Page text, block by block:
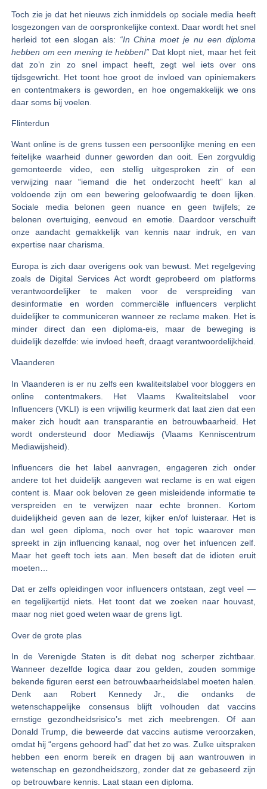
Toch zie je dat het nieuws zich inmiddels op sociale media heeft
losgezongen van de oorspronkelijke context. Daar wordt het snel
herleid tot een slogan als: “In China moet je nu een diploma
hebben om een mening te hebben!” Dat klopt niet, maar het feit
dat zo’n zin zo snel impact heeft, zegt wel iets over ons
tijdsgewricht. Het toont hoe groot de invloed van opiniemakers
en contentmakers is geworden, en hoe ongemakkelijk we ons
daar soms bij voelen.
Flinterdun
Want online is de grens tussen een persoonlijke mening en een
feitelijke waarheid dunner geworden dan ooit. Een zorgvuldig
gemonteerde video, een stellig uitgesproken zin of een
verwijzing naar “iemand die het onderzocht heeft” kan al
voldoende zijn om een bewering geloofwaardig te doen lijken.
Sociale media belonen geen nuance en geen twijfels; ze
belonen overtuiging, eenvoud en emotie. Daardoor verschuift
onze aandacht gemakkelijk van kennis naar indruk, en van
expertise naar charisma.
Europa is zich daar overigens ook van bewust. Met regelgeving
zoals de Digital Services Act wordt geprobeerd om platforms
verantwoordelijker te maken voor de verspreiding van
desinformatie en worden commerciële influencers verplicht
duidelijker te communiceren wanneer ze reclame maken. Het is
minder direct dan een diploma-eis, maar de beweging is
duidelijk dezelfde: wie invloed heeft, draagt verantwoordelijkheid.
Vlaanderen
In Vlaanderen is er nu zelfs een kwaliteitslabel voor bloggers en
online contentmakers. Het Vlaams Kwaliteitslabel voor
Influencers (VKLI) is een vrijwillig keurmerk dat laat zien dat een
maker zich houdt aan transparantie en betrouwbaarheid. Het
wordt ondersteund door Mediawijs (Vlaams Kenniscentrum
Mediawijsheid).
Influencers die het label aanvragen, engageren zich onder
andere tot het duidelijk aangeven wat reclame is en wat eigen
content is. Maar ook beloven ze geen misleidende informatie te
verspreiden en te verwijzen naar echte bronnen. Kortom
duidelijkheid geven aan de lezer, kijker en/of luisteraar. Het is
dan wel geen diploma, noch over het topic waarover men
spreekt in zijn influencing kanaal, nog over het infuencen zelf.
Maar het geeft toch iets aan. Men beseft dat de idioten eruit
moeten…
Dat er zelfs opleidingen voor influencers ontstaan, zegt veel —
en tegelijkertijd niets. Het toont dat we zoeken naar houvast,
maar nog niet goed weten waar de grens ligt.
Over de grote plas
In de Verenigde Staten is dit debat nog scherper zichtbaar.
Wanneer dezelfde logica daar zou gelden, zouden sommige
bekende figuren eerst een betrouwbaarheidslabel moeten halen.
Denk aan Robert Kennedy Jr., die ondanks de
wetenschappelijke consensus blijft volhouden dat vaccins
ernstige gezondheidsrisico’s met zich meebrengen. Of aan
Donald Trump, die beweerde dat vaccins autisme veroorzaken,
omdat hij “ergens gehoord had” dat het zo was. Zulke uitspraken
hebben een enorm bereik en dragen bij aan wantrouwen in
wetenschap en gezondheidszorg, zonder dat ze gebaseerd zijn
op betrouwbare kennis. Laat staan een diploma.